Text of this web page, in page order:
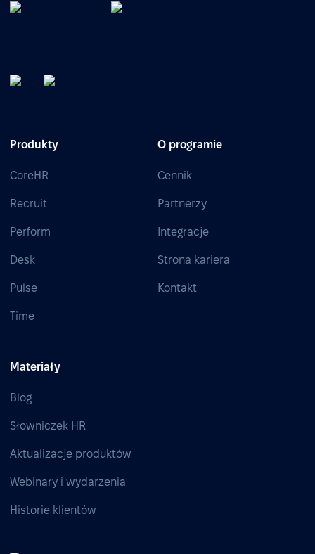
Produkty
CoreHR
Recruit
Perform
Desk
Pulse
Time
O programie
Cennik
Partnerzy
Integracje
Strona kariera
Kontakt
Materiały
Blog
Słowniczek HR
Aktualizacje produktów
Webinary i wydarzenia
Historie klientów